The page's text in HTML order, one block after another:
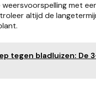
weersvoorspelling met
altijd de
tegen bladluizen: De